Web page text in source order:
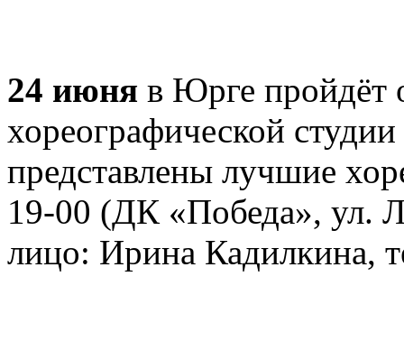
24 июня в Юрге пройдёт
хореографической
представлены лучшие
19-00 (ДК «Победа», ул.
лицо: Ирина Кадилкина,